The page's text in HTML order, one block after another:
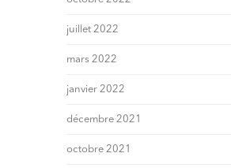
juillet 2022
mars 2022
janvier 2022
décembre 2021
octobre 2021